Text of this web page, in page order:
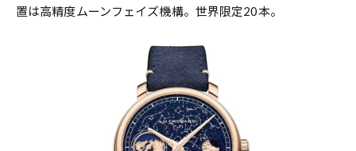
置は高精度ムーンフェイズ機構。世界限定20本。